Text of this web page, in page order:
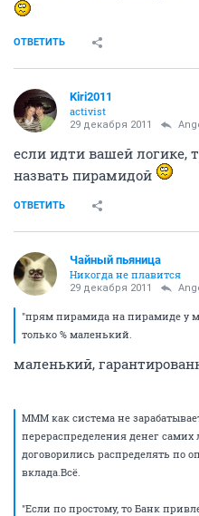
ОТВЕТИТЬ
Kiri2011
activist
29 декабря 2011
если идти вашей логике,
назвать пирамидой
ОТВЕТИТЬ
Чайный пьяница
Никогда не плавится
29 декабря 2011
"прям пирамида на пирамиде у
только % маленький.
маленький,
МММ как система не
перераспределения денег
договорились распределять по
вклада.Всё.
"Если по простому, то Банк